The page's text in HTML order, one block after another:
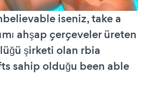
iseniz, take a
ahşap çerçeveler üreten
şirketi olan rbia
sahip olduğu been able